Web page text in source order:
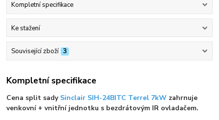
Kompletní specifikace
Ke stažení
Související zboží 3
Kompletní specifikace
Cena split sady Sinclair SIH-24BITC Terrel 7kW zahrnuje
venkovní + vnitřní jednotku s bezdrátovým IR ovladačem.